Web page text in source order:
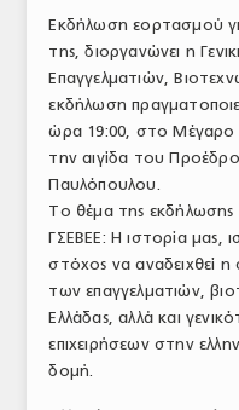
ΕΞΟΠΛΙΣΜΟΣ
ΥΠΗΡΕΣΙΕΣ
ΕΜΠΟΡΙΚΟΙ ΑΝΤΙΠΡΟΣΩΠΟΙ
ΝΟΜΟΘΕΣΙΑ
ΕΛΛΗΝΙΚΗ ΝΟΜΟΘΕΣΙΑ
ΕΥΡΩΠΑΪΚΗ ΝΟΜΟΘΕΣΙΑ
ΤΟ ΠΕΡΙΟΔΙΚΟ
Εκδήλωση εορτασμού
της, διοργανώνει η
Επαγγελματιών,
εκδήλωση
ώρα 19:00, στο Μέγαρο
την αιγίδα του
Παυλόπουλου.
Το θέμα της εκδήλωσης
ΓΣΕΒΕΕ: Η ιστορία μας,
στόχος να αναδειχθεί
των επαγγελματιών,
Ελλάδας, αλλά και
επιχειρήσεων στην
δομή.